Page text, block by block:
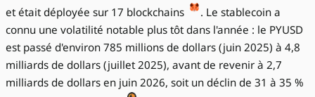
et était déployée sur 17 blockchains
. Le stablecoin a
connu une volatilité notable plus tôt dans l'année : le PYUSD
est passé d'environ 785 millions de dollars (juin 2025) à 4,8
milliards de dollars (juillet 2025), avant de revenir à 2,7
milliards de dollars en juin 2026, soit un déclin de 31 à 35 %